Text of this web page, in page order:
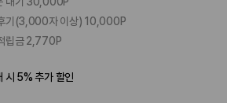
기(3,000자 이상) 10,000P
립금 2,770P
시 5% 추가 할인